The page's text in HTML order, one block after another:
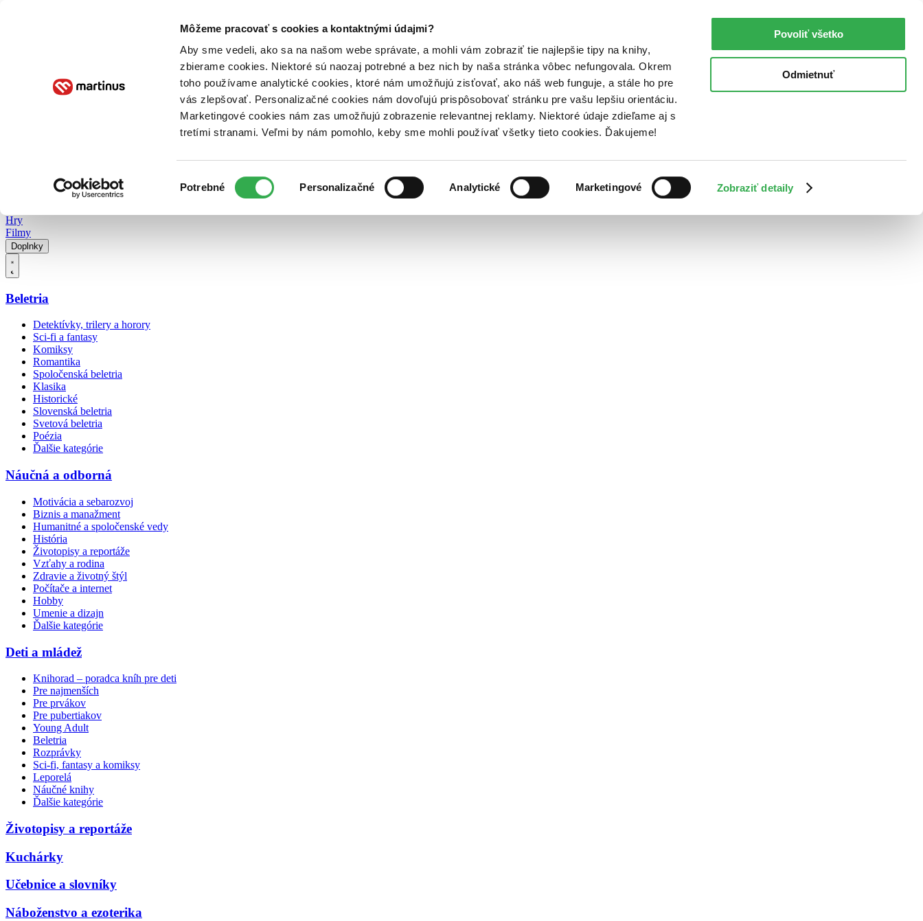
Môžeme pracovať s cookies a kontaktnými údajmi?
Aby sme vedeli, ako sa na našom webe správate, a mohli vám zobraziť tie najlepšie tipy na knihy,
zbierame cookies. Niektoré sú naozaj potrebné a bez nich by naša stránka vôbec nefungovala. Okrem
toho používame analytické cookies, ktoré nám umožňujú zisťovať, ako náš web funguje, a stále ho pre
vás zlepšovať. Personalizačné cookies nám dovoľujú prispôsobovať stránku pre vašu lepšiu orientáciu.
Marketingové cookies nám zas umožňujú zobrazenie relevantnej reklamy. Niektoré údaje zdieľame aj s
tretími stranami. Veľmi by nám pomohlo, keby sme mohli používať všetky tieto cookies. Ďakujeme!
súhlasu
Potrebné Personalizačné Analytické Marketingové Zobraziť detaily
Povoliť všetko
Odmietnuť
Poukážky Kontakt
Hry
Filmy
Doplnky
Beletria
Detektívky, trilery a horory
Sci-fi a fantasy
Komiksy
Romantika
Spoločenská beletria
Klasika
Historické
Slovenská beletria
Svetová beletria
Poézia
Ďalšie kategórie
Náučná a odborná
Motivácia a sebarozvoj
Biznis a manažment
Humanitné a spoločenské vedy
História
Životopisy a reportáže
Vzťahy a rodina
Zdravie a životný štýl
Počítače a internet
Hobby
Umenie a dizajn
Ďalšie kategórie
Deti a mládež
Knihorad – poradca kníh pre deti
Pre najmenších
Pre prvákov
Pre pubertiakov
Young Adult
Beletria
Rozprávky
Sci-fi, fantasy a komiksy
Leporelá
Náučné knihy
Ďalšie kategórie
Životopisy a reportáže
Kuchárky
Učebnice a slovníky
Náboženstvo a ezoterika